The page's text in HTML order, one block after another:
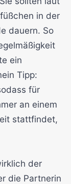
in der
dauern. So
ein
Tipp:
für
an einem
stattfindet,
der
die Partnerin